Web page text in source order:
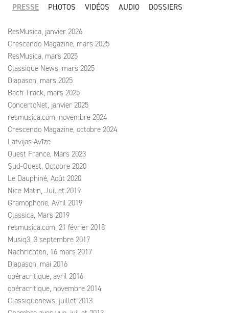
PRESSE
PHOTOS VIDÉOS AUDIO DOSSIERS
ResMusica, janvier 2026
Crescendo Magazine, mars 2025
ResMusica, mars 2025
Classique News, mars 2025
Diapason, mars 2025
Bach Track, mars 2025
ConcertoNet, janvier 2025
resmusica.com, novembre 2024
Crescendo Magazine, octobre 2024
Latvijas Avīze
Ouest France, Mars 2023
Sud-Ouest, Octobre 2020
Le Dauphiné, Août 2020
Nice Matin, Juillet 2019
Gramophone, Avril 2019
Classica, Mars 2019
resmusica.com, 21 février 2018
Musiq3, 3 septembre 2017
Nachrichten, 16 mars 2017
Diapason, mai 2016
opéracritique, avril 2016
opéracritique, novembre 2014
Classiquenews, juillet 2013